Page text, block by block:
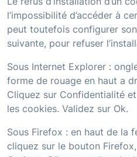
l’impossibilité d’accéder à
peut toutefois configurer
suivante, pour refuser
Sous Internet Explorer :
forme de rouage en haut a
Cliquez sur Confidentialité
les cookies. Validez sur Ok.
Sous Firefox : en haut de la
cliquez sur le bouton